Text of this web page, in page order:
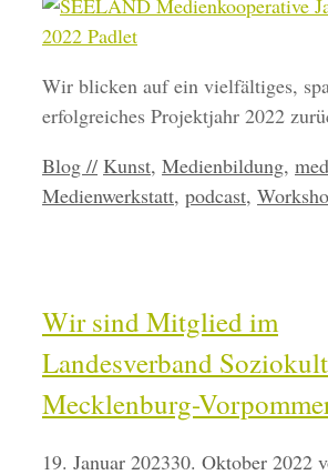
Wir blicken auf ein vielfältiges,
erfolgreiches Projektjahr 2022
Kategorien
Blog // Schlagwörter
Kunst, Medienbildung,
Medienwerkstatt, podcast,
Wir sind Mitglied im
Landesverband
Mecklenburg-
19. Januar 202330. Oktober 2022